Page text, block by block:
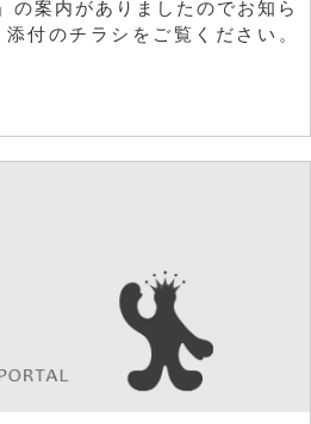
の案内がありましたのでお知ら
付のチラシをご覧ください。